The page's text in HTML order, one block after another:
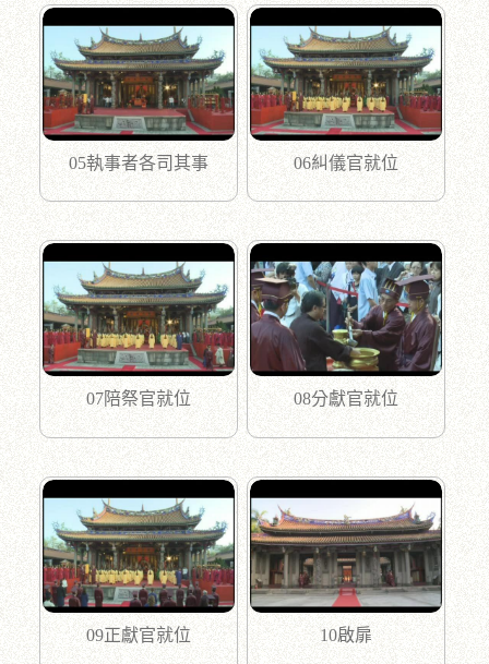
05執事者各司其事 06糾儀官就位
07陪祭官就位 08分獻官就位
09正獻官就位 10啟扉